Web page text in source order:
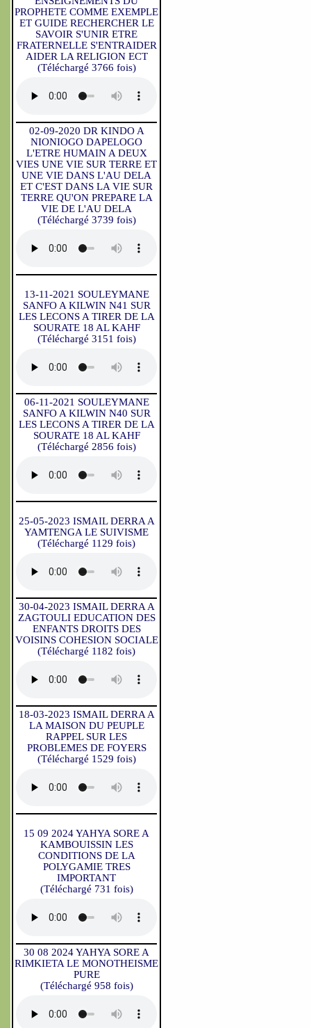
PROPHETE COMME EXEMPLE
ET GUIDE RECHERCHER LE
SAVOIR S'UNIR ETRE
FRATERNELLE S'ENTRAIDER
AIDER LA RELIGION ECT
(Téléchargé 3766 fois)
02-09-2020 DR KINDO A
NIONIOGO DAPELOGO
L'ETRE HUMAIN A DEUX
VIES UNE VIE SUR TERRE ET
UNE VIE DANS L'AU DELA
ET C'EST DANS LA VIE SUR
TERRE QU'ON PREPARE LA
VIE DE L'AU DELA
(Téléchargé 3739 fois)
13-11-2021 SOULEYMANE
SANFO A KILWIN N41 SUR
LES LECONS A TIRER DE LA
SOURATE 18 AL KAHF
(Téléchargé 3151 fois)
06-11-2021 SOULEYMANE
SANFO A KILWIN N40 SUR
LES LECONS A TIRER DE LA
SOURATE 18 AL KAHF
(Téléchargé 2856 fois)
25-05-2023 ISMAIL DERRA A
YAMTENGA LE SUIVISME
(Téléchargé 1129 fois)
30-04-2023 ISMAIL DERRA A
ZAGTOULI EDUCATION DES
ENFANTS DROITS DES
VOISINS COHESION SOCIALE
(Téléchargé 1182 fois)
18-03-2023 ISMAIL DERRA A
LA MAISON DU PEUPLE
RAPPEL SUR LES
PROBLEMES DE FOYERS
(Téléchargé 1529 fois)
15 09 2024 YAHYA SORE A
KAMBOUISSIN LES
CONDITIONS DE LA
POLYGAMIE TRES
IMPORTANT
(Téléchargé 731 fois)
30 08 2024 YAHYA SORE A
RIMKIETA LE MONOTHEISME
PURE
(Téléchargé 958 fois)